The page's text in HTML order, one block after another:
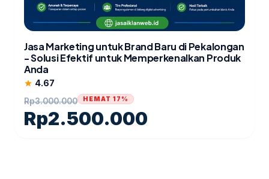
Jasa Marketing untuk Brand Baru di Pekalongan
- Solusi Efektif untuk Memperkenalkan Produk
Anda
star 4.67
Rp3.000.000
Rp2.500.000
HEMAT 17%